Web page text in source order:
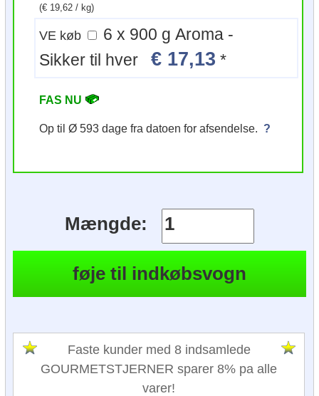
(€ 19,62 / kg)
VE køb
6 x 900 g Aroma -
Sikker til hver€ 17,13 *
FAS NU
Op til Ø 593 dage fra datoen for afsendelse. ?
Mængde:
Faste kunder med 8 indsamlede
GOURMETSTJERNER sparer 8% pa alle
varer!